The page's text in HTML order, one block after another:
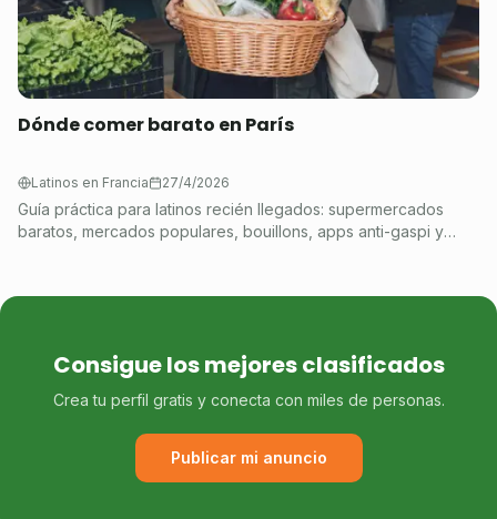
Dónde comer barato en París
Latinos en Francia 27/4/2026
Guía práctica para latinos recién llegados: supermercados
baratos, mercados populares, bouillons, apps anti-gaspi y
Consigue los mejores clasificados
Crea tu perfil gratis y conecta con miles de personas.
Publicar mi anuncio